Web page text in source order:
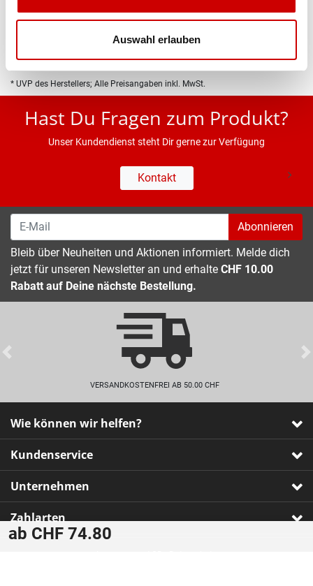
Auswahl erlauben
ab CHF 74.80
* UVP des Herstellers; Alle Preisangaben inkl. MwSt.
Hast Du Fragen zum Produkt?
Unser Kundendienst steht Dir gerne zur Verfügung
Kontakt
Abonnieren
Bleib über Neuheiten und Aktionen informiert. Melde dich
jetzt für unseren Newsletter an und erhalte CHF 10.00
Rabatt auf Deine nächste Bestellung.
VERSANDKOSTENFREI AB 50.00 CHF
Previous
Wie können wir helfen?
Kundenservice
Unternehmen
Zahlarten